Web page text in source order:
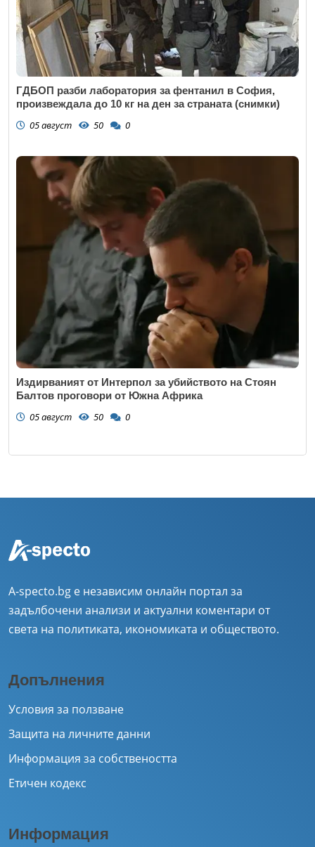
ГДБОП разби лаборатория за фентанил в София,
произвеждала до 10 кг на ден за страната (снимки)
05 август 50 0
Издирваният от Интерпол за убийството на Стоян
Балтов проговори от Южна Африка
05 август 50 0
A-specto.bg е независим онлайн портал за
задълбочени анализи и актуални коментари от
света на политиката, икономиката и обществото.
Допълнения
Условия за ползване
Защита на личните данни
Информация за собствеността
Етичен кодекс
Информация